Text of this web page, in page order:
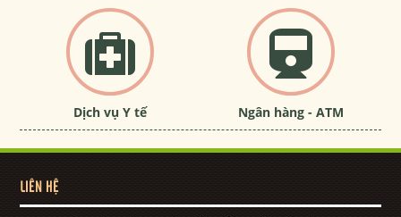
Dịch vụ Y tế Ngân hàng - ATM
LIÊN HỆ